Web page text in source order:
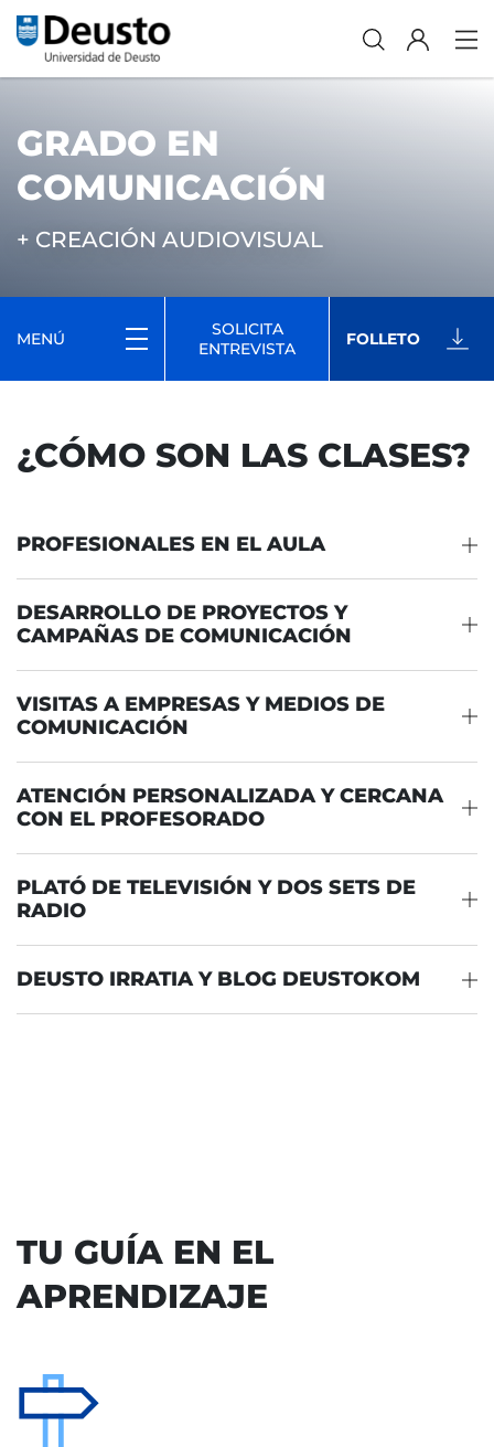
GRADO EN
COMUNICACIÓN
+ CREACIÓN AUDIOVISUAL
MENÚ
SOLICITA
ENTREVISTA
FOLLETO
¿CÓMO SON LAS CLASES?
PROFESIONALES EN EL AULA
DESARROLLO DE PROYECTOS Y
CAMPAÑAS DE COMUNICACIÓN
VISITAS A EMPRESAS Y MEDIOS DE
COMUNICACIÓN
ATENCIÓN PERSONALIZADA Y CERCANA
CON EL PROFESORADO
PLATÓ DE TELEVISIÓN Y DOS SETS DE
RADIO
DEUSTO IRRATIA Y BLOG DEUSTOKOM
TU GUÍA EN EL
APRENDIZAJE